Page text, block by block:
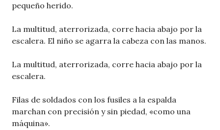
pequeño herido.
La multitud, aterrorizada, corre hacia abajo por la
escalera. El niño se agarra la cabeza con las manos.
La multitud, aterrorizada, corre hacia abajo por la
escalera.
Filas de soldados con los fusiles a la espalda
marchan con precisión y sin piedad, «como una
máquina».